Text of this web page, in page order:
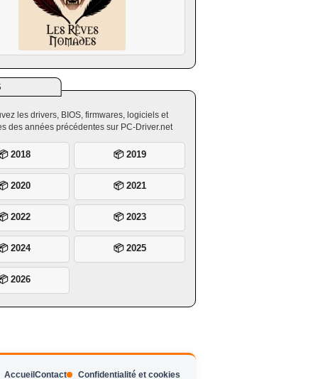
les drivers, BIOS, firmwares, logiciels et
des années précédentes sur PC-Driver.net
2018 📦 2019
2020 📦 2021
2022 📦 2023
2024 📦 2025
2026
Accueil Contact Confidentialité et cookies